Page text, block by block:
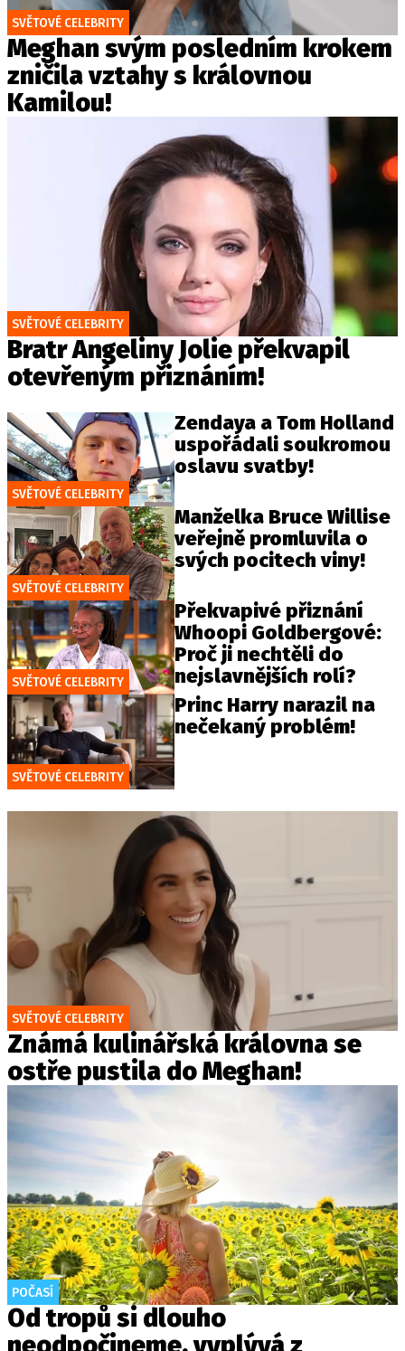
SVĚTOVÉ CELEBRITY
Meghan svým posledním krokem
zničila vztahy s královnou
Kamilou!
SVĚTOVÉ CELEBRITY
Bratr Angeliny Jolie překvapil
otevřeným přiznáním!
SVĚTOVÉ CELEBRITY
Zendaya a Tom Holland
uspořádali soukromou
oslavu svatby!
SVĚTOVÉ CELEBRITY
Manželka Bruce Willise
veřejně promluvila o
svých pocitech viny!
SVĚTOVÉ CELEBRITY
Překvapivé přiznání
Whoopi Goldbergové:
Proč ji nechtěli do
nejslavnějších rolí?
SVĚTOVÉ CELEBRITY
Princ Harry narazil na
nečekaný problém!
SVĚTOVÉ CELEBRITY
Známá kulinářská královna se
ostře pustila do Meghan!
POČASÍ
Od tropů si dlouho
neodpočineme, vyplývá z